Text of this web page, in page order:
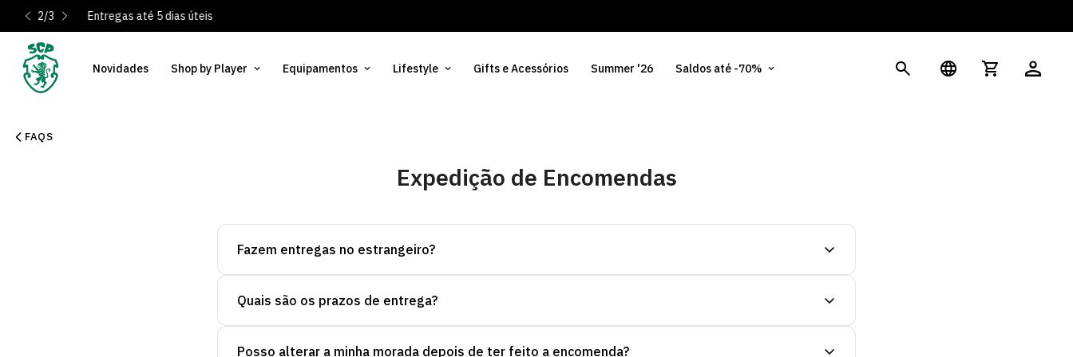
Entregas até 5 dias úteis
2/3
Novidades Shop by Player Equipamentos Lifestyle Gifts e Acessórios Summer '26 Saldos até -70%
FAQS
Expedição de Encomendas
Fazem entregas no estrangeiro?
Sim, fazemos entregas para mais de 100 países em todo o mundo.
Quais são os prazos de entrega?
Posso alterar a minha morada depois de ter feito a encomenda?